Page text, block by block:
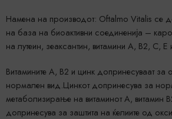
Намена на производот: Oftalmo Vitalis се
на база на биоактивни соединенија –
на лутеин, зеаксантин, витамини А, B2, C, E
Витамините А, B2 и цинк допринесуваат
нормален вид.Цинкот допринесува за
метаболизирање на витаминот А, витамин
допринесува за заштита на ќелиите од